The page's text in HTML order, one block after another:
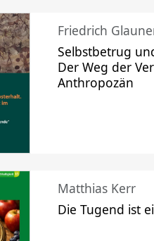
Friedrich
Selbstbetrug
Der Weg der
Anthropozän
Matthias Kerr
Die Tugend ist